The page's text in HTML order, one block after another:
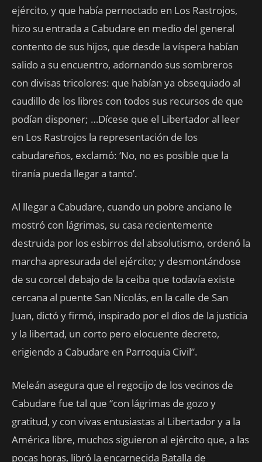
ejército, y que había pernoctado en Los Rastrojos,
hizo su entrada a Cabudare en medio del general
contento de sus hijos, que desde la víspera habían
salido a su encuentro, adornando sus sombreros
con divisas tricolores: que habían ya obsequiado al
caudillo de los libres con todos sus recursos de que
podían disponer; …Dícese que el Libertador al leer
en Los Rastrojos la representación de los
cabudareños, exclamó: ‘No, no es posible que la
tiranía pueda llegar a tanto’.
Al llegar a Cabudare, cuando un pobre anciano le
mostró con lágrimas, su casa recientemente
destruida por los esbirros del absolutismo, ordenó la
marcha apresurada del ejército; y desmontándose
de su corcel debajo de la ceiba que todavía existe
cercana al puente San Nicolás, en la calle de San
Juan, dictó y firmó, inspirado por el dios de la justicia
y la libertad, un corto pero elocuente decreto,
erigiendo a Cabudare en Parroquia Civil”.
Meleán asegura que el regocijo de los vecinos de
Cabudare fue tal que “con lágrimas de gozo y
gratitud, y con vivas entusiastas al Libertador y a la
América libre, muchos siguieron al ejército que, a las
pocas horas, libró la encarnecida Batalla de